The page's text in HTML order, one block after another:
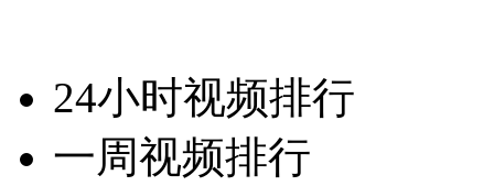
24小时视频排行
一周视频排行